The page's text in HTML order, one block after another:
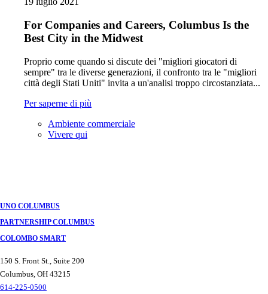
For Companies and Careers, Columbus Is the
Best City in the Midwest
Proprio come quando si discute dei "migliori giocatori di
sempre" tra le diverse generazioni, il confronto tra le "migliori
città degli Stati Uniti" invita a un'analisi troppo circostanziata...
Per saperne di più
Ambiente commerciale
Vivere qui
post
UNO COLUMBUS
PARTNERSHIP COLUMBUS
COLOMBO SMART
150 S. Front St., Suite 200
Columbus, OH 43215
614-225-0500